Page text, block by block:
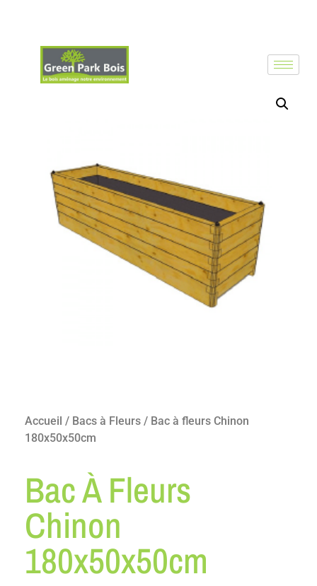
Accueil / Bacs à Fleurs / Bac à fleurs Chinon
180x50x50cm
Bac À Fleurs
Chinon
180x50x50cm